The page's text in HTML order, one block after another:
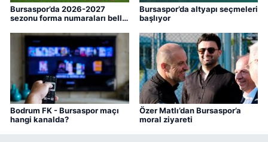
Bursaspor’da 2026-2027
sezonu forma numaraları belli
Bursaspor’da altyapı seçmeleri
başlıyor
Bodrum FK - Bursaspor maçı
hangi kanalda?
Özer Matlı’dan Bursaspor’a
moral ziyareti